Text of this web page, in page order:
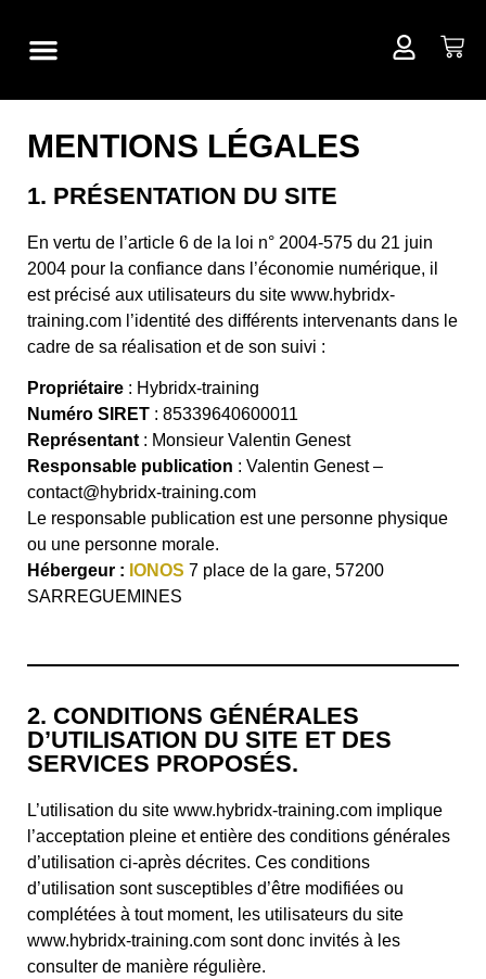
MENTIONS LÉGALES
1. PRÉSENTATION DU SITE
En vertu de l’article 6 de la loi n° 2004-575 du 21 juin
2004 pour la confiance dans l’économie numérique, il
est précisé aux utilisateurs du site www.hybridx-
training.com l’identité des différents intervenants dans le
cadre de sa réalisation et de son suivi :
Propriétaire : Hybridx-training
Numéro SIRET : 85339640600011
Représentant : Monsieur Valentin Genest
Responsable publication : Valentin Genest –
contact@hybridx-training.com
Le responsable publication est une personne physique
ou une personne morale.
Hébergeur : IONOS 7 place de la gare, 57200
SARREGUEMINES
2. CONDITIONS GÉNÉRALES
D’UTILISATION DU SITE ET DES
SERVICES PROPOSÉS.
L’utilisation du site www.hybridx-training.com implique
l’acceptation pleine et entière des conditions générales
d’utilisation ci-après décrites. Ces conditions
d’utilisation sont susceptibles d’être modifiées ou
complétées à tout moment, les utilisateurs du site
www.hybridx-training.com sont donc invités à les
consulter de manière régulière.